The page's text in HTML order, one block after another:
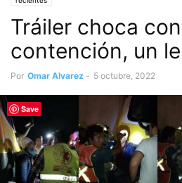
Tráiler choca
contención, un
Por Omar Alvarez - 5 octubre, 2022
Save